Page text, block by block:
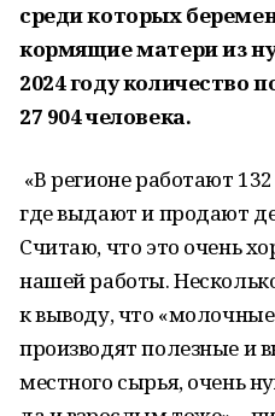
среди которых
кормящие матери из
2024 году количество
27 904 человека.
«В регионе работают
где выдают и продают
Считаю, что это очень
нашей работы.
к выводу, что
производят полезные и
местного сырья, очень